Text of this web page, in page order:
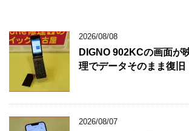
2026/08/08
DIGNO 902KCの画面が
理でデータそのまま復旧
2026/08/07